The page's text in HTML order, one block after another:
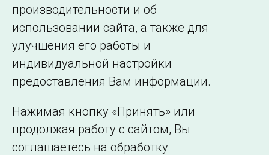
Дата, ГГГГ-ММ-ДД
©2005–2026 АО «СО ЕЭС»
Филиалы и
представительства
образовательной
организации
производительности и об
использовании сайта, а также для
улучшения его работы и
индивидуальной настройки
предоставления Вам информации.
Нажимая кнопку «Принять» или
продолжая работу с сайтом, Вы
соглашаетесь на обработку